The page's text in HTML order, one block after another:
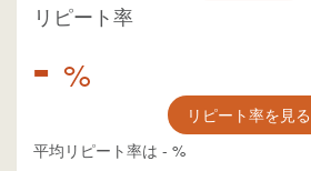
リピート率
- %
リピート率を見る
平均リピート率は - %